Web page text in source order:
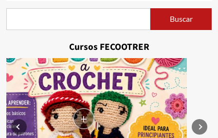
Buscar
Cursos FECOOTRER
+